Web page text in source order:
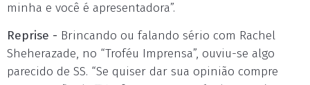
minha e você é apresentadora”.
Reprise - Brincando ou falando sério com Rachel
Sheherazade, no “Troféu Imprensa”, ouviu-se algo
parecido de SS. “Se quiser dar sua opinião compre